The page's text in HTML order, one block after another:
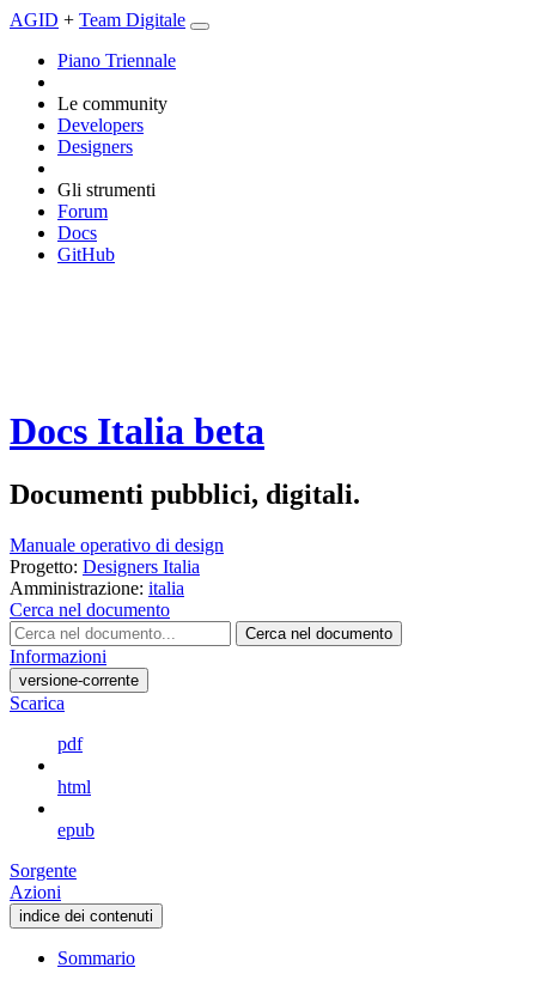
AGID + Team Digitale
Piano Triennale
Le community
Developers
Designers
Gli strumenti
Forum
Docs
GitHub
Docs Italia beta
Documenti pubblici, digitali.
Manuale operativo di design
Progetto: Designers Italia
Amministrazione: italia
Cerca nel documento
Cerca nel documento
Informazioni
versione-corrente
Scarica
pdf
html
epub
Sorgente
Azioni
indice dei contenuti
Sommario